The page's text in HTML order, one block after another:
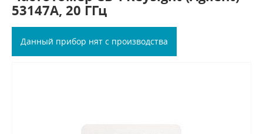
53147A, 20 ГГц
Данный прибор нят с производства